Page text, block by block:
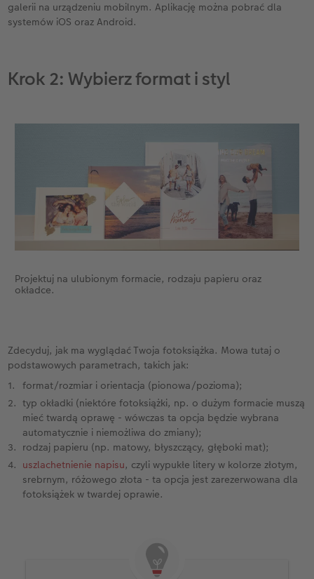
galerii na urządzeniu mobilnym. Aplikację można pobrać dla
systemów iOS oraz Android.
Krok 2: Wybierz format i styl
Projektuj na ulubionym formacie, rodzaju papieru oraz
okładce.
Zdecyduj, jak ma wyglądać Twoja fotoksiążka. Mowa tutaj o
podstawowych parametrach, takich jak:
format/rozmiar i orientacja (pionowa/pozioma);
typ okładki (niektóre fotoksiążki, np. o dużym formacie muszą
mieć twardą oprawę - wówczas ta opcja będzie wybrana
automatycznie i niemożliwa do zmiany);
rodzaj papieru (np. matowy, błyszczący, głęboki mat);
uszlachetnienie napisu, czyli wypukłe litery w kolorze złotym,
srebrnym, różowego złota - ta opcja jest zarezerwowana dla
fotoksiążek w twardej oprawie.